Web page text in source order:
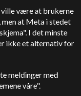
ville være at brukerne
at Meta i stedet
I det minste
ikke et alternativ for
meldinger med
våre".